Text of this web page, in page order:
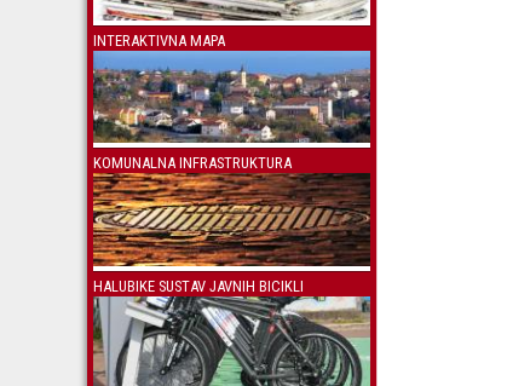
INTERAKTIVNA MAPA
KOMUNALNA INFRASTRUKTURA
HALUBIKE SUSTAV JAVNIH BICIKLI